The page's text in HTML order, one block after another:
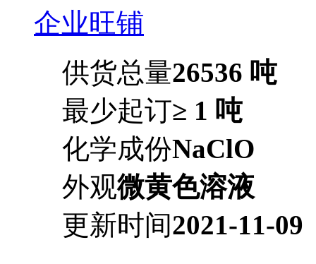
企业旺铺
供货总量26536 吨
最少起订≥ 1 吨
化学成份NaClO
外观微黄色溶液
更新时间2021-11-09